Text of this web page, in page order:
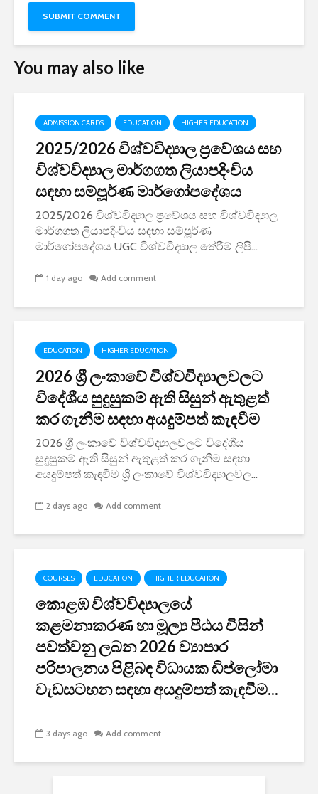
You may also like
ADMISSION CARDS EDUCATION HIGHER EDUCATION
2025/2026 විශ්වවිද්‍යාල ප්‍රවේශය සහ
විශ්වවිද්‍යාල මාර්ගගත ලියාපදිංචිය
සඳහා සම්පූර්ණ මාර්ගෝපදේශය
2025/2026 විශ්වවිද්‍යාල ප්‍රවේශය සහ විශ්වවිද්‍යාල
මාර්ගගත ලියාපදිංචිය සඳහා සම්පූර්ණ
මාර්ගෝපදේශය UGC විශ්වවිද්‍යාල තේරීම් ලිපි...
1 day ago Add comment
EDUCATION HIGHER EDUCATION
2026 ශ්‍රී ලංකාවේ විශ්වවිද්‍යාලවලට
විදේශීය සුදුසුකම් ඇති සිසුන් ඇතුළත්
කර ගැනීම සඳහා අයදුම්පත් කැඳවීම
2026 ශ්‍රී ලංකාවේ විශ්වවිද්‍යාලවලට විදේශීය
සුදුසුකම් ඇති සිසුන් ඇතුළත් කර ගැනීම සඳහා
අයදුම්පත් කැඳවීම ශ්‍රී ලංකාවේ විශ්වවිද්‍යාලවල...
2 days ago Add comment
COURSES EDUCATION HIGHER EDUCATION
කොළඹ විශ්වවිද්‍යාලයේ
කළමනාකරණ හා මූල්‍ය පීඨය විසින්
පවත්වනු ලබන 2026 ව්‍යාපාර
පරිපාලනය පිළිබඳ විධායක ඩිප්ලෝමා
වැඩසටහන සඳහා අයදුම්පත් කැඳවීම...
3 days ago Add comment